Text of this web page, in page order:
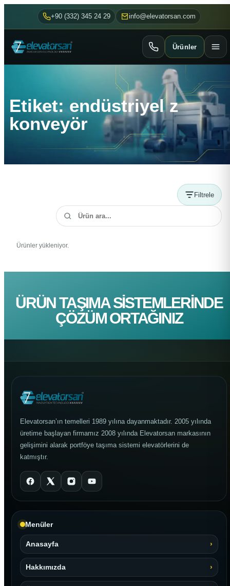
+90 (332) 345 24 29 info@elevatorsan.com
Ürünler
Etiket: endüstriyel z
konveyör
Filtrele
Ürünler yükleniyor.
ÜRÜN TAŞIMA SISTEMLERINDE
ÇÖZÜM ORTAĞINIZ
Elevatorsan’ın temelleri 1989 yılına dayanmaktadır. 2005 yılında
üretime başlayan firmamız 2008 yılında Elevatorsan markasının
gelişimini alarak portföye taşıma sistemi elevatörlerini de
katmıştır.
Menüler
Anasayfa
Hakkımızda